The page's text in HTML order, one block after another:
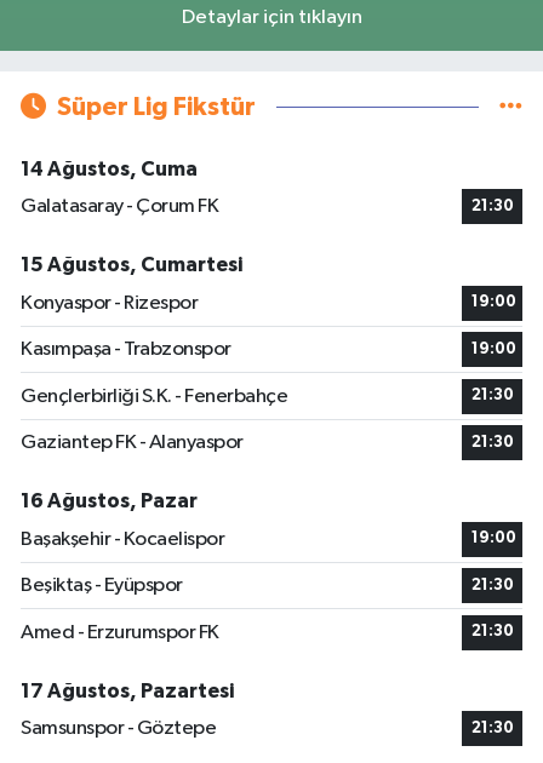
Detaylar için tıklayın
Süper Lig Fikstür
14 Ağustos, Cuma
Galatasaray - Çorum FK
21:30
15 Ağustos, Cumartesi
Konyaspor - Rizespor
19:00
Kasımpaşa - Trabzonspor 19:00
Gençlerbirliği S.K. - Fenerbahçe 21:30
Gaziantep FK - Alanyaspor 21:30
16 Ağustos, Pazar
Başakşehir - Kocaelispor
19:00
Beşiktaş - Eyüpspor 21:30
Amed - Erzurumspor FK 21:30
17 Ağustos, Pazartesi
Samsunspor - Göztepe
21:30